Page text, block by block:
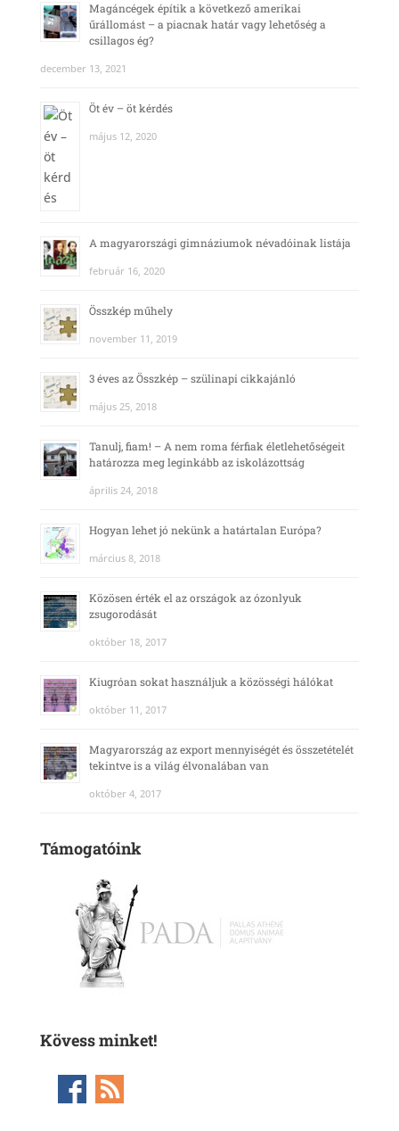
Magáncégek építik a következő amerikai
űrállomást – a piacnak határ vagy lehetőség a
csillagos ég?
december 13, 2021
Öt év – öt kérdés
május 12, 2020
A magyarországi gimnáziumok névadóinak listája
február 16, 2020
Összkép műhely
november 11, 2019
3 éves az Összkép – szülinapi cikkajánló
május 25, 2018
Tanulj, fiam! – A nem roma férfiak életlehetőségeit
határozza meg leginkább az iskolázottság
április 24, 2018
Hogyan lehet jó nekünk a határtalan Európa?
március 8, 2018
Közösen érték el az országok az ózonlyuk
zsugorodását
október 18, 2017
Kiugróan sokat használjuk a közösségi hálókat
október 11, 2017
Magyarország az export mennyiségét és összetételét
tekintve is a világ élvonalában van
október 4, 2017
Támogatóink
Kövess minket!